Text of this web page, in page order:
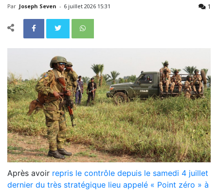
Par Joseph Seven - 6 juillet 2026 15:31 1
Après avoir repris le contrôle depuis le samedi 4 juillet
dernier du très stratégique lieu appelé « Point zéro » à